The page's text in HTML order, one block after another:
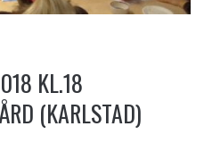
KL.18
(KARLSTAD)